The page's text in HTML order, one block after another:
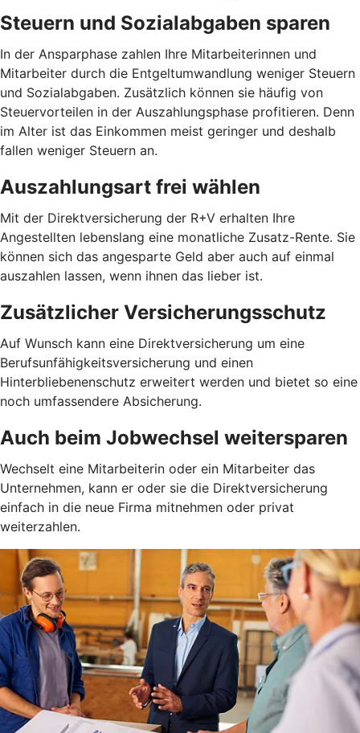
Steuern und Sozialabgaben sparen
In der Ansparphase zahlen Ihre Mitarbeiterinnen und
Mitarbeiter durch die Entgeltumwandlung weniger Steuern
und Sozialabgaben. Zusätzlich können sie häufig von
Steuervorteilen in der Auszahlungsphase profitieren. Denn
im Alter ist das Einkommen meist geringer und deshalb
fallen weniger Steuern an.
Auszahlungsart frei wählen
Mit der Direktversicherung der R+V erhalten Ihre
Angestellten lebenslang eine monatliche Zusatz-Rente. Sie
können sich das angesparte Geld aber auch auf einmal
auszahlen lassen, wenn ihnen das lieber ist.
Zusätzlicher Versicherungsschutz
Auf Wunsch kann eine Direktversicherung um eine
Berufsunfähigkeitsversicherung und einen
Hinterbliebenenschutz erweitert werden und bietet so eine
noch umfassendere Absicherung.
Auch beim Jobwechsel weitersparen
Wechselt eine Mitarbeiterin oder ein Mitarbeiter das
Unternehmen, kann er oder sie die Direktversicherung
einfach in die neue Firma mitnehmen oder privat
weiterzahlen.